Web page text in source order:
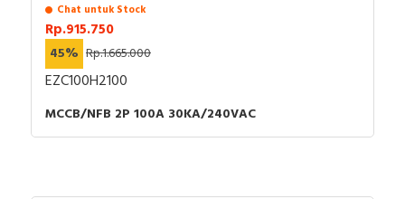
Chat untuk Stock
Rp.915.750
45% Rp.1.665.000
EZC100H2100
MCCB/NFB 2P 100A 30KA/240VAC